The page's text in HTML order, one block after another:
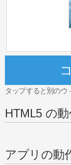
タップすると別のウ
HTML5 の
アプリの動